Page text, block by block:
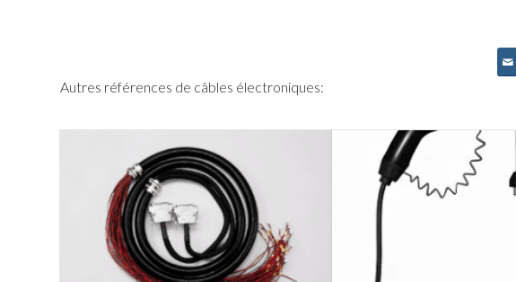
Autres références de câbles électroniques: